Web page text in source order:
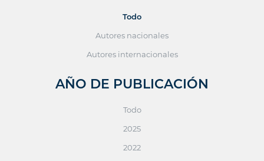
Todo
Autores nacionales
Autores internacionales
AÑO DE PUBLICACIÓN
Todo
2025
2022